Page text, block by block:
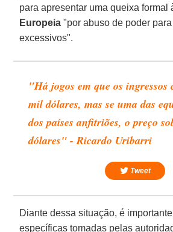
para apresentar uma queixa formal
Europeia "por abuso de poder
excessivos".
"Há jogos em que os ingressos
mil dólares, mas se uma das
dos países anfitriões, o preço
dólares" - Ricardo Uribarri
Tweet
Diante dessa situação, é
específicas tomadas pelas